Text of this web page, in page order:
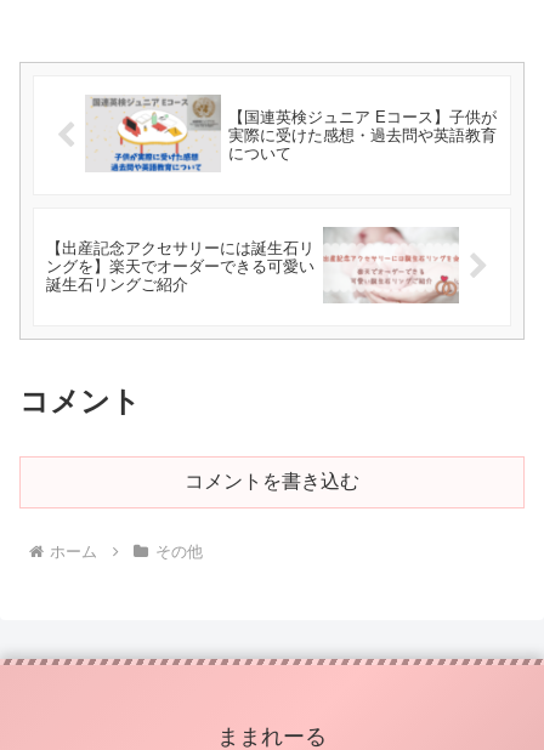
【国連英検ジュニア Eコース】子供が
実際に受けた感想・過去問や英語教育
について
【出産記念アクセサリーには誕生石リ
ングを】楽天でオーダーできる可愛い
誕生石リングご紹介
コメント
コメントを書き込む
ホーム その他
ままれーる